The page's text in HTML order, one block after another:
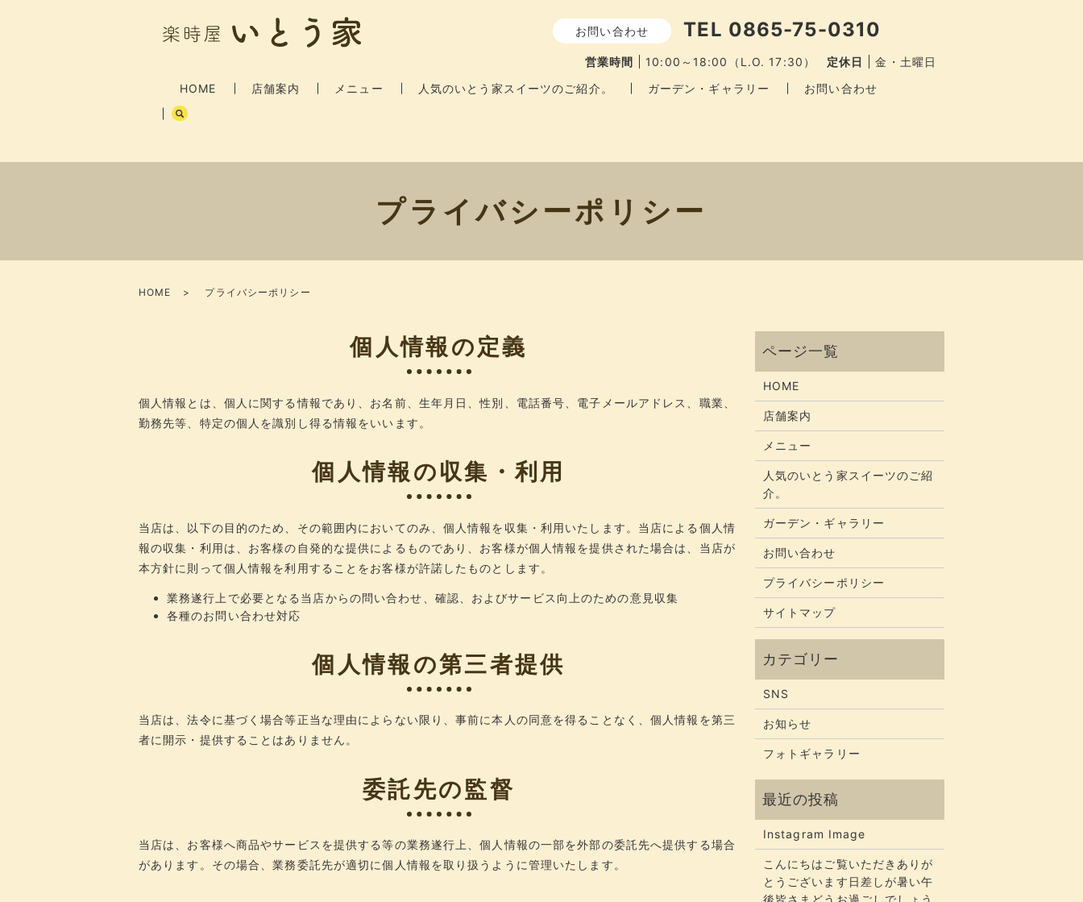
HOME 店舗案内 メニュー 人気のいとう家スイーツのご紹介。 ガーデン・ギャラリー お問い合わせ
お問い合わせ TEL 0865-75-0310
営業時間 10:00～18:00（L.O. 17:30） 定休日 金・土曜日
プライバシーポリシー
HOME プライバシーポリシー
個人情報の定義
個人情報とは、個人に関する情報であり、お名前、生年月日、性別、電話番号、電子メールアドレス、職業、
勤務先等、特定の個人を識別し得る情報をいいます。
個人情報の収集・利用
当店は、以下の目的のため、その範囲内においてのみ、個人情報を収集・利用いたします。当店による個人情
報の収集・利用は、お客様の自発的な提供によるものであり、お客様が個人情報を提供された場合は、当店が
本方針に則って個人情報を利用することをお客様が許諾したものとします。
業務遂行上で必要となる当店からの問い合わせ、確認、およびサービス向上のための意見収集
各種のお問い合わせ対応
個人情報の第三者提供
当店は、法令に基づく場合等正当な理由によらない限り、事前に本人の同意を得ることなく、個人情報を第三
者に開示・提供することはありません。
委託先の監督
当店は、お客様へ商品やサービスを提供する等の業務遂行上、個人情報の一部を外部の委託先へ提供する場合
があります。その場合、業務委託先が適切に個人情報を取り扱うように管理いたします。
HOME
店舗案内
メニュー
人気のいとう家スイーツのご紹
介。
ガーデン・ギャラリー
お問い合わせ
プライバシーポリシー
サイトマップ
SNS
お知らせ
フォトギャラリー
Instagram Image
こんにちはご覧いただきありが
とうございます​​​日差しが暑い午